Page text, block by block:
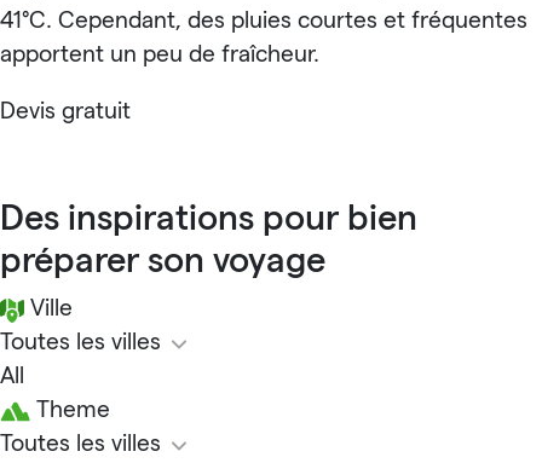
41°C. Cependant, des pluies courtes et fréquentes
apportent un peu de fraîcheur.
Devis gratuit
Des inspirations pour bien
préparer son voyage
Ville
Toutes les villes
All
Theme
Toutes les villes